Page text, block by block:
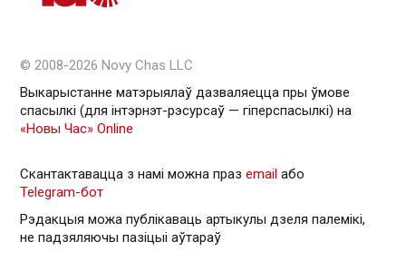
© 2008-2026 Novy Chas LLC
Выкарыстанне матэрыялаў дазваляецца пры ўмове
спасылкі (для інтэрнэт-рэсурсаў — гiперспасылкi) на
«Новы Час» Online
Скантактавацца з намі можна праз email або
Telegram-бот
Рэдакцыя можа публікаваць артыкулы дзеля палемікі,
не падзяляючы пазіцыі аўтараў